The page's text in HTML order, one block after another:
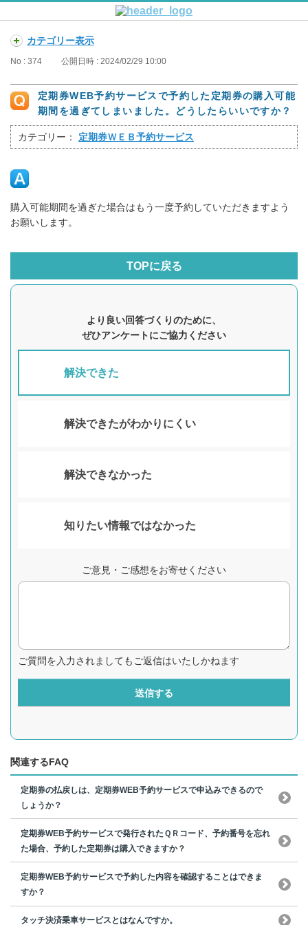
カテゴリー表示
No : 374 公開日時 : 2024/02/29 10:00
定期券WEB予約サービスで予約した定期券の購入可能
期間を過ぎてしまいました。どうしたらいいですか？
カテゴリー： 定期券ＷＥＢ予約サービス
購入可能期間を過ぎた場合はもう一度予約していただきますよう
お願いします。
TOPに戻る
より良い回答づくりのために、
ぜひアンケートにご協力ください
解決できた
解決できたがわかりにくい
解決できなかった
知りたい情報ではなかった
ご意見・ご感想をお寄せください
ご質問を入力されましてもご返信はいたしかねます
送信する
関連するFAQ
定期券の払戻しは、定期券WEB予約サービスで申込みできるので
しょうか？
定期券WEB予約サービスで発行されたＱＲコード、予約番号を忘れ
た場合、予約した定期券は購入できますか？
定期券WEB予約サービスで予約した内容を確認することはできま
すか？
タッチ決済乗車サービスとはなんですか。